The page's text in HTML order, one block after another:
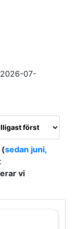
2026-07-
sedan juni,
vi